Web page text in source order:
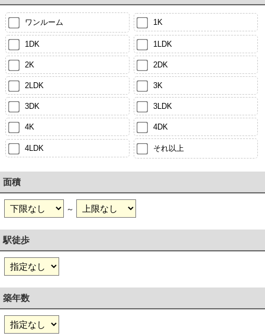
ワンルーム 1K
1DK 1LDK
2K 2DK
2LDK 3K
3DK 3LDK
4K 4DK
4LDK それ以上
面積
～
駅徒歩
築年数